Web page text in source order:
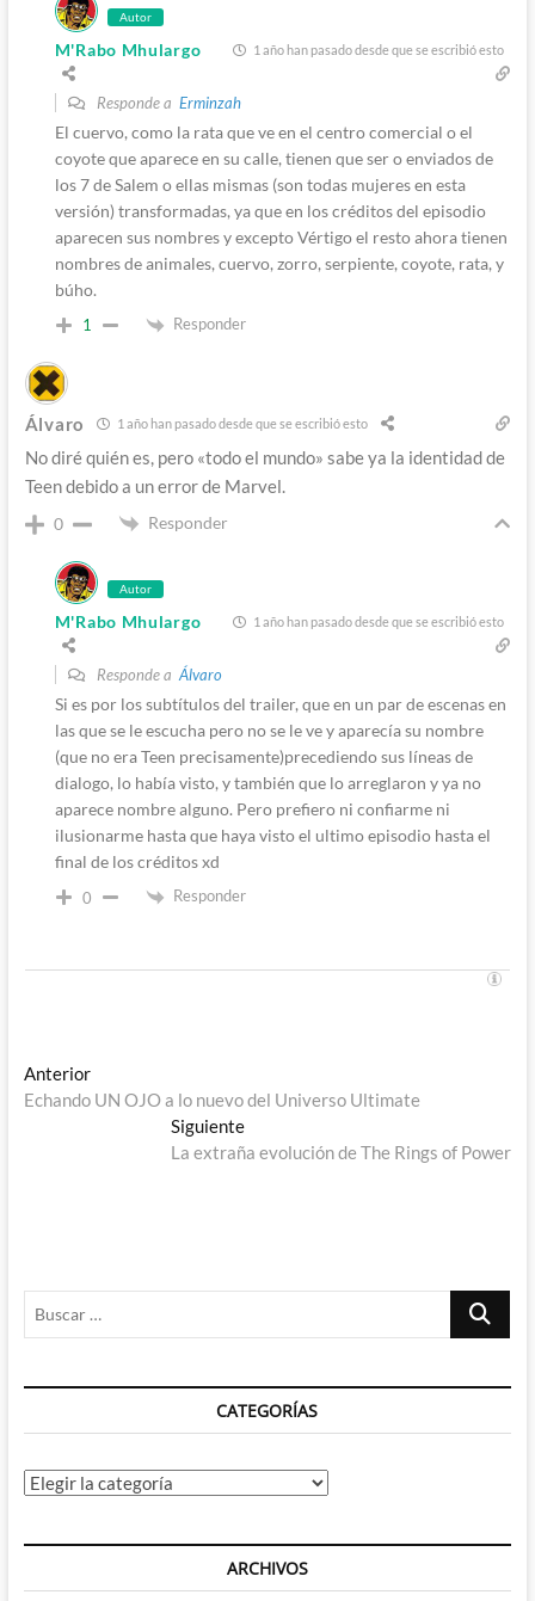
Autor
M'Rabo Mhulargo 1 año han pasado desde que se escribió esto
Responde a Erminzah
El cuervo, como la rata que ve en el centro comercial o el
coyote que aparece en su calle, tienen que ser o enviados de
los 7 de Salem o ellas mismas (son todas mujeres en esta
versión) transformadas, ya que en los créditos del episodio
aparecen sus nombres y excepto Vértigo el resto ahora tienen
nombres de animales, cuervo, zorro, serpiente, coyote, rata, y
búho.
1 Responder
Álvaro 1 año han pasado desde que se escribió esto
No diré quién es, pero «todo el mundo» sabe ya la identidad de
Teen debido a un error de Marvel.
0 Responder
Autor
M'Rabo Mhulargo 1 año han pasado desde que se escribió esto
Responde aÁlvaro
Si es por los subtítulos del trailer, que en un par de escenas en
las que se le escucha pero no se le ve y aparecía su nombre
(que no era Teen precisamente)precediendo sus líneas de
dialogo, lo había visto, y también que lo arreglaron y ya no
aparece nombre alguno. Pero prefiero ni confiarme ni
ilusionarme hasta que haya visto el ultimo episodio hasta el
final de los créditos xd
0 Responder
Navegación
de
AnteriorEntrada
anterior:
Echando UN OJO a lo nuevo del Universo Ultimate
SiguienteEntrada
siguiente:
La extraña evolución de The Rings of Power
Buscar
CATEGORÍAS
Categorías
ARCHIVOS